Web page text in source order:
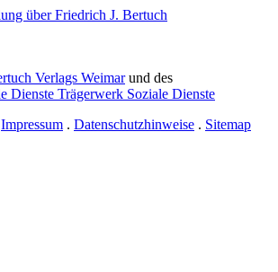
Verlags Weimarund des
Trägerwerk Soziale Dienste
Impressum . Datenschutzhinweise . Sitemap